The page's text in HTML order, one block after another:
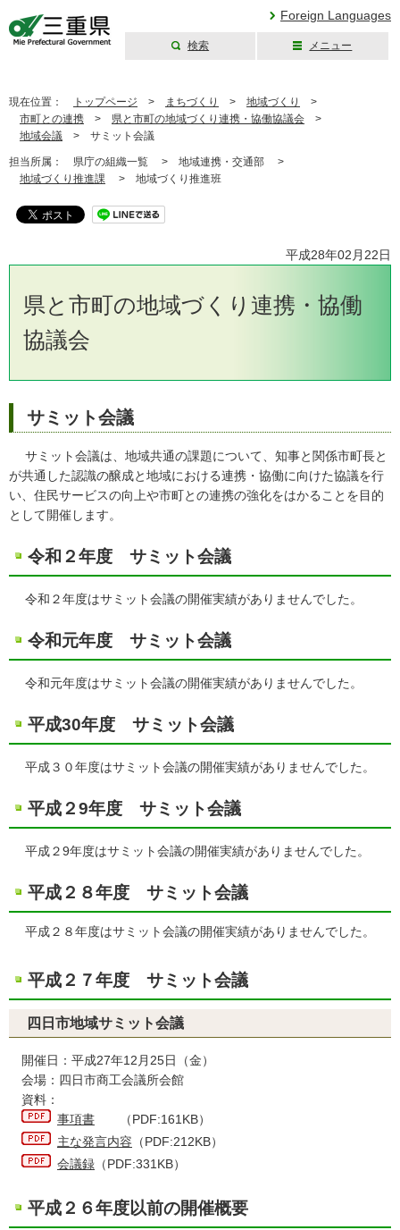
Foreign Languages
検索 メニュー
現在位置： トップページ > まちづくり > 地域づくり
>
市町との連携 > 県と市町の地域づくり連携・協働協議会 >
地域会議 > サミット会議
担当所属： 県庁の組織一覧 > 地域連携・交通部 >
地域づくり推進課 > 地域づくり推進班
平成28年02月22日
県と市町の地域づくり連携・協働
協議会
サミット会議
サミット会議は、地域共通の課題について、知事と関係市町長と
が共通した認識の醸成と地域における連携・協働に向けた協議を行
い、住民サービスの向上や市町との連携の強化をはかることを目的
として開催します。
令和２年度 サミット会議
令和２年度はサミット会議の開催実績がありませんでした。
令和元年度 サミット会議
令和元年度はサミット会議の開催実績がありませんでした。
平成30年度 サミット会議
平成３０年度はサミット会議の開催実績がありませんでした。
平成２9年度 サミット会議
平成２9年度はサミット会議の開催実績がありませんでした。
平成２８年度 サミット会議
平成２８年度はサミット会議の開催実績がありませんでした。
平成２７年度 サミット会議
四日市地域サミット会議
開催日：平成27年12月25日（金）
会場：四日市商工会議所会館
資料：
事項書 （PDF:161KB）
主な発言内容 （PDF:212KB）
会議録 （PDF:331KB）
平成２６年度以前の開催概要